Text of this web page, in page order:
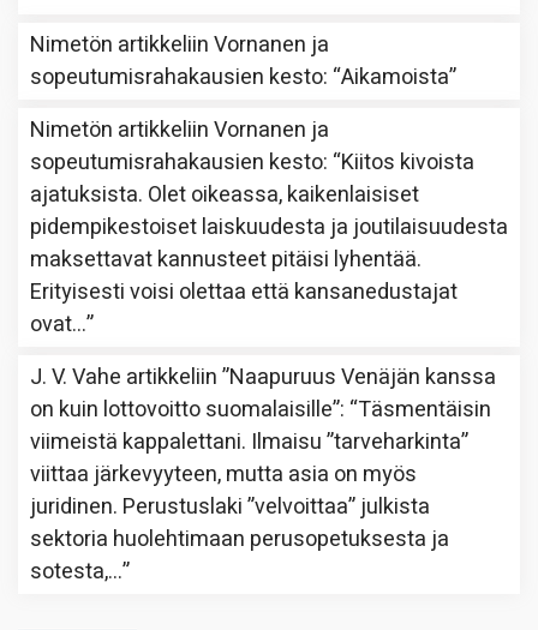
Nimetön artikkeliinVornanen ja
sopeutumisrahakausien kesto: “Aikamoista”
Nimetön artikkeliinVornanen ja
sopeutumisrahakausien kesto: “Kiitos kivoista
ajatuksista. Olet oikeassa, kaikenlaisiset
pidempikestoiset laiskuudesta ja joutilaisuudesta
maksettavat kannusteet pitäisi lyhentää.
Erityisesti voisi olettaa että kansanedustajat
ovat…”
J. V. Vahe artikkeliin”Naapuruus Venäjän kanssa
on kuin lottovoitto suomalaisille”: “Täsmentäisin
viimeistä kappalettani. Ilmaisu ”tarveharkinta”
viittaa järkevyyteen, mutta asia on myös
juridinen. Perustuslaki ”velvoittaa” julkista
sektoria huolehtimaan perusopetuksesta ja
sotesta,…”